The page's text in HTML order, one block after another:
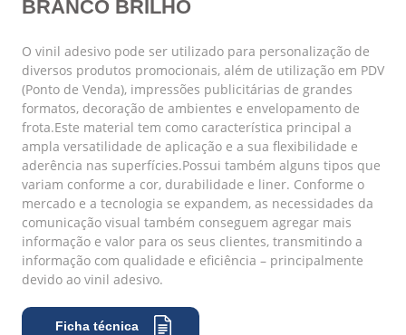
BRANCO BRILHO
O vinil adesivo pode ser utilizado para personalização de
diversos produtos promocionais, além de utilização em PDV
(Ponto de Venda), impressões publicitárias de grandes
formatos, decoração de ambientes e envelopamento de
frota.Este material tem como característica principal a
ampla versatilidade de aplicação e a sua flexibilidade e
aderência nas superfícies.Possui também alguns tipos que
variam conforme a cor, durabilidade e liner. Conforme o
mercado e a tecnologia se expandem, as necessidades da
comunicação visual também conseguem agregar mais
informação e valor para os seus clientes, transmitindo a
informação com qualidade e eficiência – principalmente
devido ao vinil adesivo.
Ficha técnica